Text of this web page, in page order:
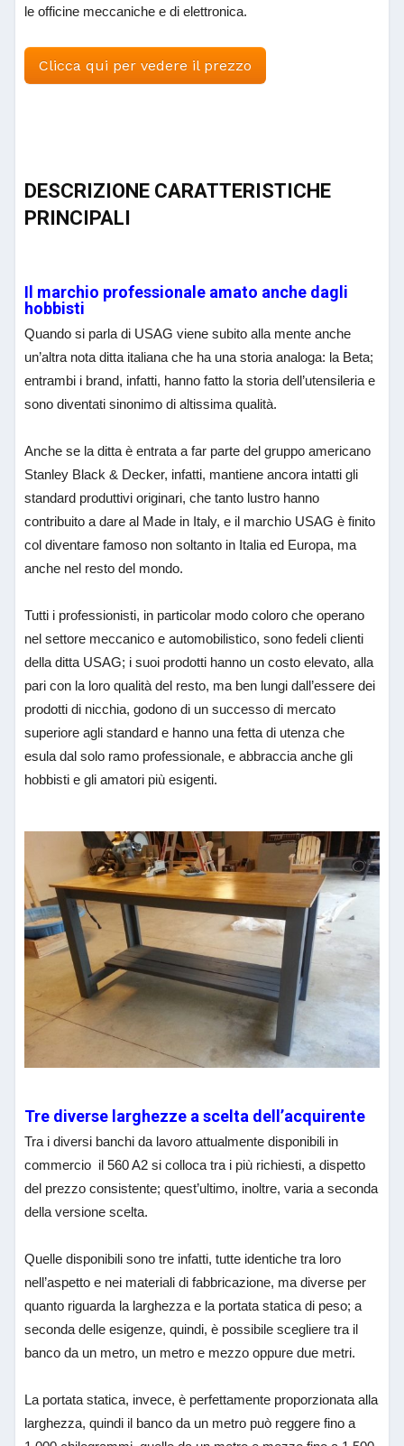
le officine meccaniche e di elettronica.
Clicca qui per vedere il prezzo
DESCRIZIONE CARATTERISTICHE
PRINCIPALI
Il marchio professionale amato anche dagli
hobbisti
Quando si parla di USAG viene subito alla mente anche
un’altra nota ditta italiana che ha una storia analoga: la Beta;
entrambi i brand, infatti, hanno fatto la storia dell’utensileria e
sono diventati sinonimo di altissima qualità.
Anche se la ditta è entrata a far parte del gruppo americano
Stanley Black & Decker, infatti, mantiene ancora intatti gli
standard produttivi originari, che tanto lustro hanno
contribuito a dare al Made in Italy, e il marchio USAG è finito
col diventare famoso non soltanto in Italia ed Europa, ma
anche nel resto del mondo.
Tutti i professionisti, in particolar modo coloro che operano
nel settore meccanico e automobilistico, sono fedeli clienti
della ditta USAG; i suoi prodotti hanno un costo elevato, alla
pari con la loro qualità del resto, ma ben lungi dall’essere dei
prodotti di nicchia, godono di un successo di mercato
superiore agli standard e hanno una fetta di utenza che
esula dal solo ramo professionale, e abbraccia anche gli
hobbisti e gli amatori più esigenti.
Tre diverse larghezze a scelta dell’acquirente
Tra i diversi banchi da lavoro attualmente disponibili in
commercio il 560 A2 si colloca tra i più richiesti, a dispetto
del prezzo consistente; quest’ultimo, inoltre, varia a seconda
della versione scelta.
Quelle disponibili sono tre infatti, tutte identiche tra loro
nell’aspetto e nei materiali di fabbricazione, ma diverse per
quanto riguarda la larghezza e la portata statica di peso; a
seconda delle esigenze, quindi, è possibile scegliere tra il
banco da un metro, un metro e mezzo oppure due metri.
La portata statica, invece, è perfettamente proporzionata alla
larghezza, quindi il banco da un metro può reggere fino a